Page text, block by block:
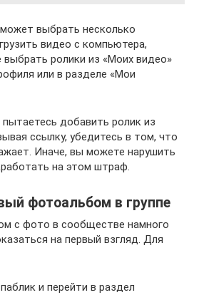
выбрать несколько
видео с компьютера,
выбрать ролики из «Моих видео»
или в разделе «Мои
добавить ролик из
ссылку, убедитесь в том, что
Иначе, вы можете нарушить
на этом штраф.
фотоальбом в группе
с фото в сообществе намного
на первый взгляд. Для
и перейти в раздел